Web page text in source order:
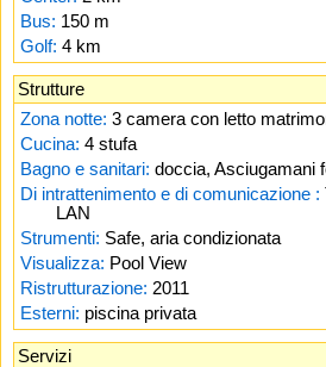
Bus: 150 m
Golf: 4 km
Strutture
Zona notte: 3 camera con letto
Cucina: 4 stufa
Bagno e sanitari: doccia, Asciugamani
Di intrattenimento e di comunicazione :
LAN
Strumenti: Safe, aria condizionata
Visualizza: Pool View
Ristrutturazione: 2011
Esterni: piscina privata
Servizi